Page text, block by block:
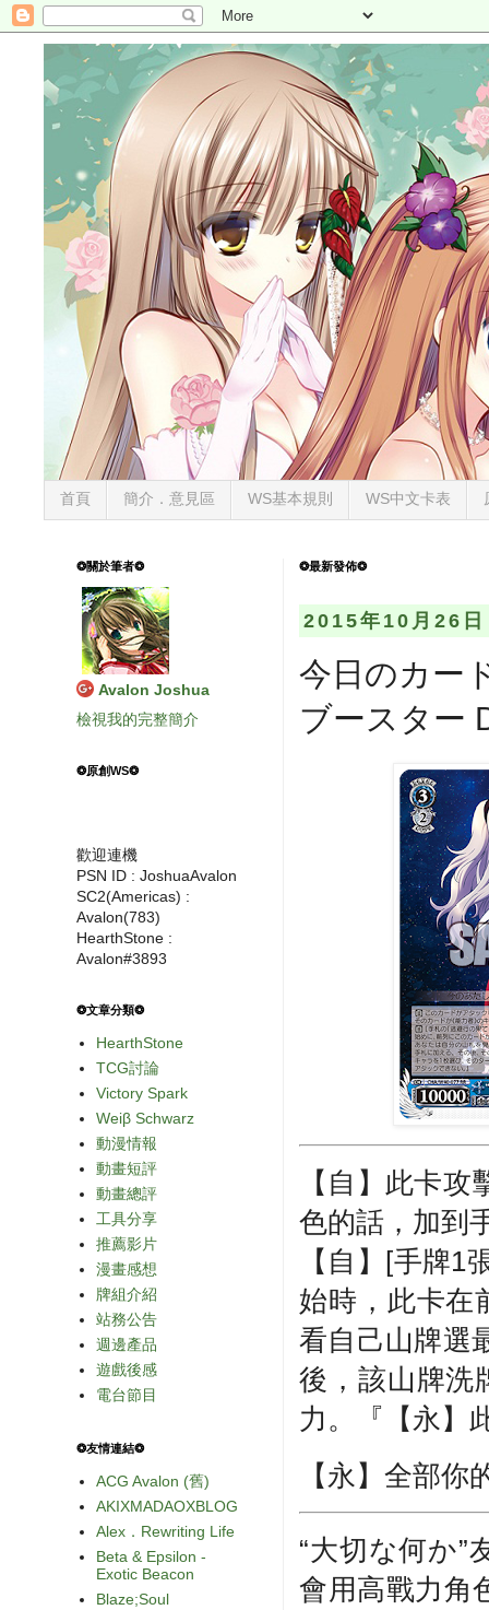
首頁 簡介．意見區 WS基本規則 WS中文卡表
❂最新發佈❂
2015年10月26
今日のカー
ブースター
【自】此卡
色的話，加到
【自】[手牌
始時，此卡在
看自己山牌選
後，該山牌洗
力。『【永】
【永】全部你
“大切な何か”
會用高戰力角
❂關於筆者❂
Avalon Joshua
檢視我的完整簡介
❂原創WS❂
歡迎連機
PSN ID : JoshuaAvalon
SC2(Americas) :
Avalon(783)
HearthStone :
Avalon#3893
❂文章分類❂
HearthStone
TCG討論
Victory Spark
Weiβ Schwarz
動漫情報
動畫短評
動畫總評
工具分享
推薦影片
漫畫感想
牌組介紹
站務公告
週邊產品
遊戲後感
電台節目
❂友情連結❂
ACG Avalon (舊)
AKIXMADAOXBLOG
Alex．Rewriting Life
Beta & Epsilon -
Exotic Beacon
Blaze;Soul